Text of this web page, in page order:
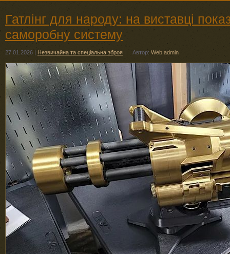
Гатлінг для народу: на виставці
саморобну систему
27.01.2026 | Незвичайна та спеціальна зброя | Автор: Web admin